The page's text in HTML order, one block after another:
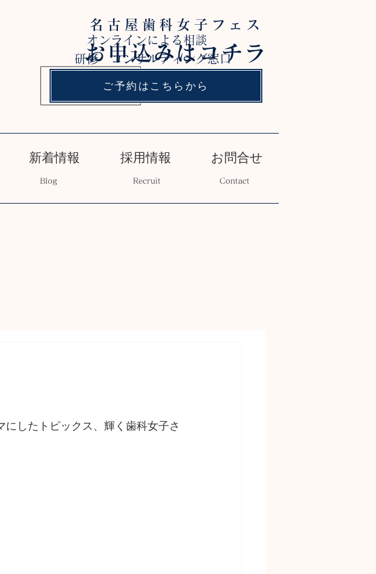
お申込みはコチラ
名古屋歯科女子フェス
オンラインによる相談
研修 コンサルティング窓口
ご予約はこちらから
新着情報 採用情報 お問合せ
Blog Recruit Contact
したトピックス、輝く歯科女子さ